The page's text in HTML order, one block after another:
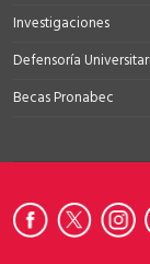
Investigaciones
Defensoría
Becas Pronabec